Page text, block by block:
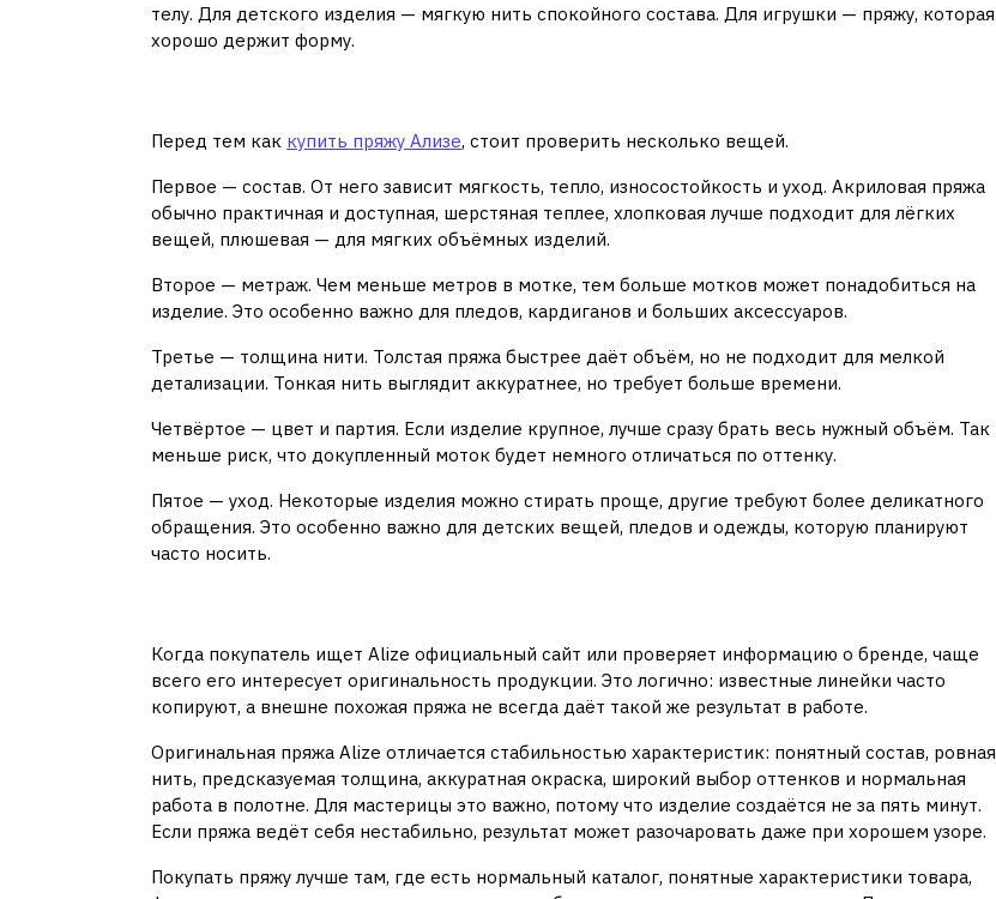
телу. Для детского изделия — мягкую нить спокойного состава. Для игрушки — пряжу, которая
хорошо держит форму.
Перед тем как купить пряжу Ализе, стоит проверить несколько вещей.
Первое — состав. От него зависит мягкость, тепло, износостойкость и уход. Акриловая пряжа
обычно практичная и доступная, шерстяная теплее, хлопковая лучше подходит для лёгких
вещей, плюшевая — для мягких объёмных изделий.
Второе — метраж. Чем меньше метров в мотке, тем больше мотков может понадобиться на
изделие. Это особенно важно для пледов, кардиганов и больших аксессуаров.
Третье — толщина нити. Толстая пряжа быстрее даёт объём, но не подходит для мелкой
детализации. Тонкая нить выглядит аккуратнее, но требует больше времени.
Четвёртое — цвет и партия. Если изделие крупное, лучше сразу брать весь нужный объём. Так
меньше риск, что докупленный моток будет немного отличаться по оттенку.
Пятое — уход. Некоторые изделия можно стирать проще, другие требуют более деликатного
обращения. Это особенно важно для детских вещей, пледов и одежды, которую планируют
часто носить.
Когда покупатель ищет Alize официальный сайт или проверяет информацию о бренде, чаще
всего его интересует оригинальность продукции. Это логично: известные линейки часто
копируют, а внешне похожая пряжа не всегда даёт такой же результат в работе.
Оригинальная пряжа Alize отличается стабильностью характеристик: понятный состав, ровная
нить, предсказуемая толщина, аккуратная окраска, широкий выбор оттенков и нормальная
работа в полотне. Для мастерицы это важно, потому что изделие создаётся не за пять минут.
Если пряжа ведёт себя нестабильно, результат может разочаровать даже при хорошем узоре.
Покупать пряжу лучше там, где есть нормальный каталог, понятные характеристики товара,